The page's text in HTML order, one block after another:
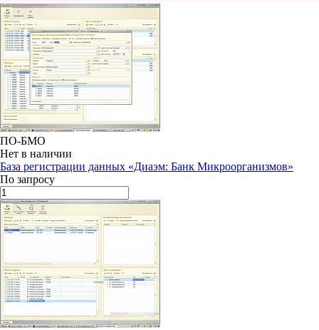
ПО-БМО
Нет в наличии
База регистрации данных «Диаэм: Банк Микроорганизмов»
По запросу